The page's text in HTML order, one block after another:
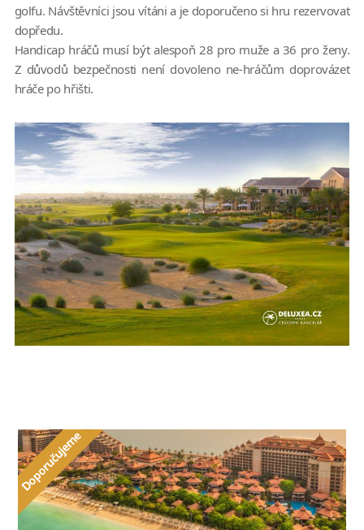
golfu. Návštěvníci jsou vítáni a je doporučeno si hru rezervovat
dopředu.
Handicap hráčů musí být alespoň 28 pro muže a 36 pro ženy.
Z důvodů bezpečnosti není dovoleno ne-hráčům doprovázet
hráče po hřišti.